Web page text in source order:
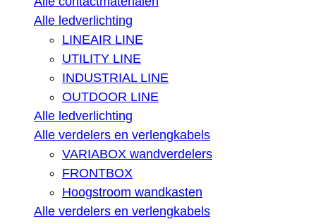
Alle ledverlichting
LINEAIR LINE
UTILITY LINE
INDUSTRIAL LINE
OUTDOOR LINE
Alle ledverlichting
Alle verdelers en verlengkabels
VARIABOX wandverdelers
FRONTBOX
Hoogstroom wandkasten
Alle verdelers en verlengkabels